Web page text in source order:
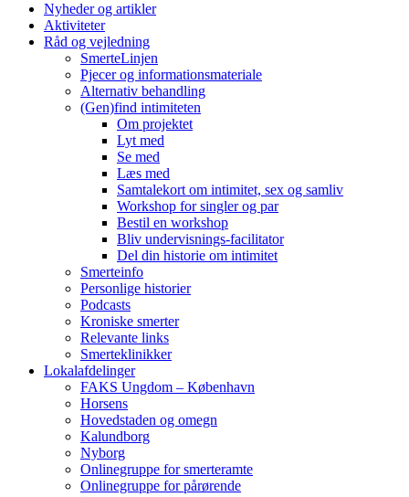
Nyheder og artikler
Aktiviteter
Råd og vejledning
SmerteLinjen
Pjecer og informationsmateriale
Alternativ behandling
(Gen)find intimiteten
Om projektet
Lyt med
Se med
Læs med
Samtalekort om intimitet, sex og samliv
Workshop for singler og par
Bestil en workshop
Bliv undervisnings-facilitator
Del din historie om intimitet
Smerteinfo
Personlige historier
Podcasts
Kroniske smerter
Relevante links
Smerteklinikker
Lokalafdelinger
FAKS Ungdom – København
Horsens
Hovedstaden og omegn
Kalundborg
Nyborg
Onlinegruppe for smerteramte
Onlinegruppe for pårørende